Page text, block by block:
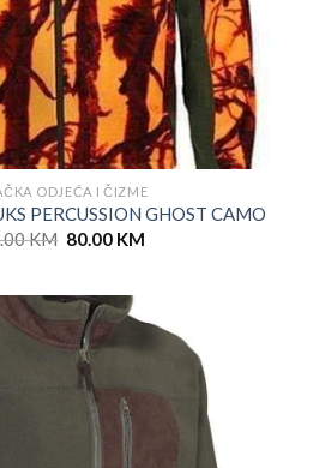
ODJEĆA I ČIZME
PERCUSSION GHOST CAMO
KM Original
80.00 KM